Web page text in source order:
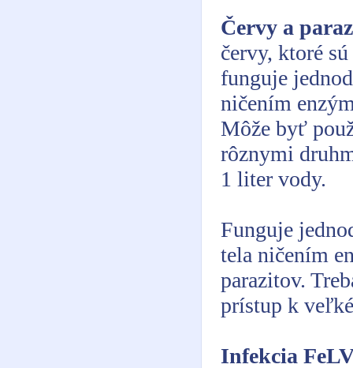
Červy a
červy, ktoré
funguje
ničením
Môže byť
rôznymi
1 liter vody.
Funguje
tela ničením
parazitov.
prístup k
Infekcia